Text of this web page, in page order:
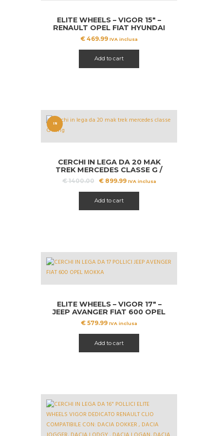
ELITE WHEELS – VIGOR 15″ –
RENAULT OPEL FIAT HYUNDAI
NISSAN TOYOTA DACIA
€ 469.99 IVA inclusa
Add to cart
IN
CERCHI IN LEGA DA 20 MAK
TREK MERCEDES CLASSE G /
AMG
€1400.00
Il
era:
€ 1400.00.
€899.99Il
€ 899.99.
IVA inclusa
Add to cart
ELITE WHEELS – VIGOR 17″ –
JEEP AVANGER FIAT 600 OPEL
MOKKA
€ 579.99 IVA inclusa
Add to cart